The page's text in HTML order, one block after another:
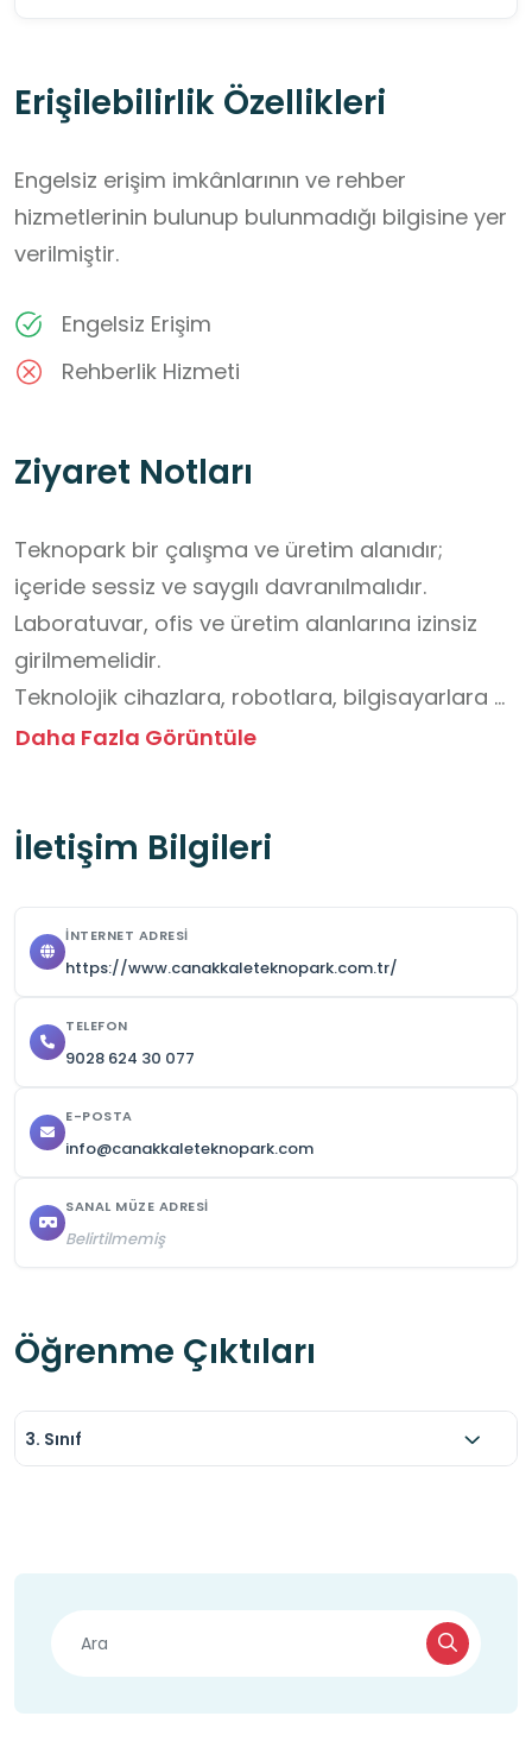
Erişilebilirlik Özellikleri
Engelsiz erişim imkânlarının ve rehber
hizmetlerinin bulunup bulunmadığı bilgisine yer
verilmiştir.
Engelsiz Erişim
Rehberlik Hizmeti
Ziyaret Notları
Teknopark bir çalışma ve üretim alanıdır;
içeride sessiz ve saygılı davranılmalıdır.
Laboratuvar, ofis ve üretim alanlarına izinsiz
girilmemelidir.
Teknolojik cihazlara, robotlara, bilgisayarlara
ve ekipmanlara dokunulmamalı, sadece izin
veya şakalaşmak yasaktır.
Görevli uzmanların anlattıkları dikkatle
Daha Fazla Görüntüle
İletişim Bilgileri
İNTERNET ADRESI
https://www.canakkaleteknopark.com.tr/
TELEFON
9028 624 30 077
E-POSTA
info@canakkaleteknopark.com
SANAL MÜZE ADRESI
Belirtilmemiş
Öğrenme Çıktıları
3. Sınıf